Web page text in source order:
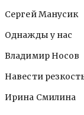
Сергей Манусик
Однажды у нас
Владимир Носов
Навести
Ирина Смилина